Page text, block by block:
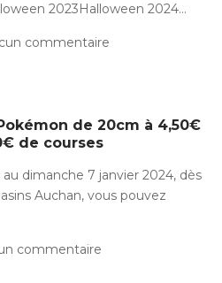
2023Halloween 2024…
commentaire
de 20cm à 4,50€
de courses
dimanche 7 janvier 2024, dès
Auchan, vous pouvez
commentaire